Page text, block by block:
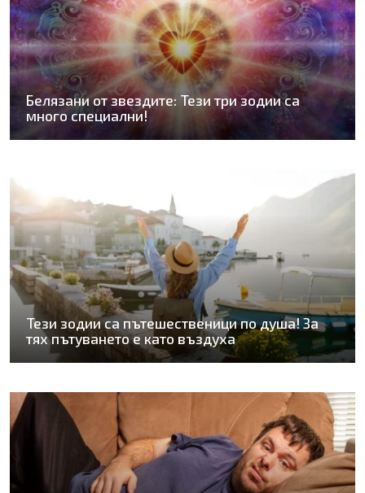
Белязани от звездите: Тези три зодии са
много специални!
Тези зодии са пътешественици по душа! За
тях пътуването е като въздуха